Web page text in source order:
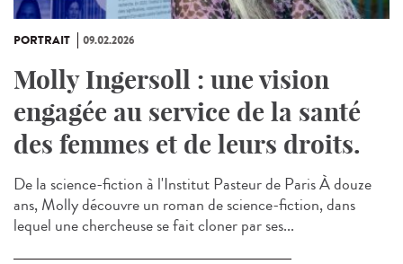
PORTRAIT 09.02.2026
Molly Ingersoll : une vision
engagée au service de la santé
des femmes et de leurs droits.
De la science-fiction à l'Institut Pasteur de Paris À douze
ans, Molly découvre un roman de science-fiction, dans
lequel une chercheuse se fait cloner par ses...